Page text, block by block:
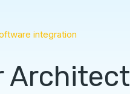
integration
Architect